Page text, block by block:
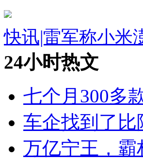
快讯|雷军称小米
24小时热文
七个月300多
车企找到了
万亿宁王，霸